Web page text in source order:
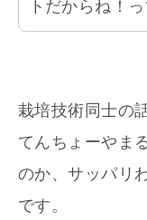
トだからね！
栽培技術同士の
てんちょーやま
のか、サッパリ
です。